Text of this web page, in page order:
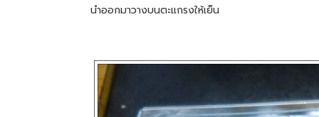
นำออกมาวางบนตะแกรงให้เย็น